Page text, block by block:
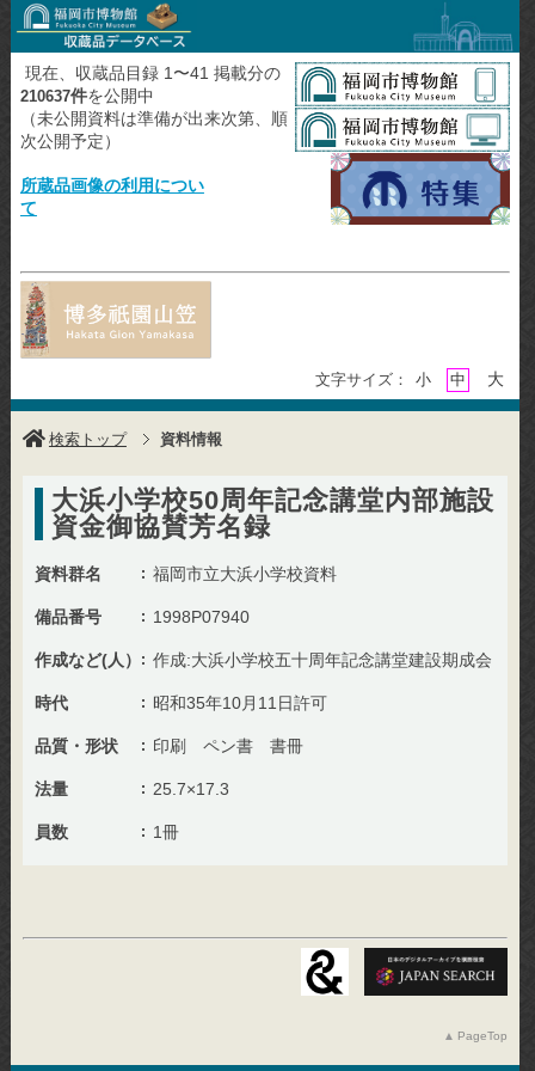
現在、収蔵品目録 1〜41 掲載分の
210637件を公開中
（未公開資料は準備が出来次第、順
次公開予定）
所蔵品画像の利用につい
て
文字サイズ： 小 中 大
検索トップ 資料情報
大浜小学校50周年記念講堂内部施設
資金御協賛芳名録
資料群名 福岡市立大浜小学校資料
備品番号 1998P07940
作成など(人） 作成:大浜小学校五十周年記念講堂建設期成会
時代 昭和35年10月11日許可
品質・形状 印刷 ペン書 書冊
法量 25.7×17.3
員数 1冊
PageTop